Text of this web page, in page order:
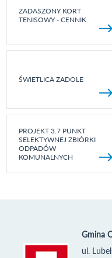
ZADASZONY KORT
TENISOWY - CENNIK
ŚWIETLICA ZADOLE
PROJEKT 3.7 PUNKT
SELEKTYWNEJ ZBIÓRKI
ODPADÓW
KOMUNALNYCH
Gmina
ul.